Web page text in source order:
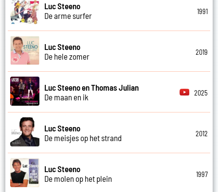
Luc Steeno
De arme surfer
1991
Luc Steeno
De hele zomer
2019
Luc Steeno en Thomas Julian
De maan en ik
2025
Luc Steeno
De meisjes op het strand
2012
Luc Steeno
De molen op het plein
1997